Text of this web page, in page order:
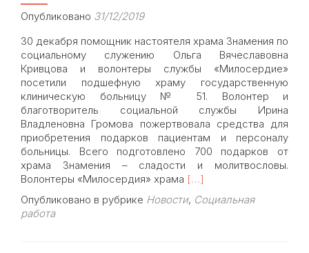
Опубликовано 31/12/2019
30 декабря помощник настоятеля храма Знамения по
социальному служению Ольга Вячеславовна
Кривцова и волонтеры службы «Милосердие»
посетили подшефную храму государственную
клиническую больницу № 51. Волонтер и
благотворитель социальной службы Ирина
Владленовна Громова пожертвовала средства для
приобретения подарков пациентам и персоналу
больницы. Всего подготовлено 700 подарков от
храма Знамения – сладости и молитвословы.
Волонтеры «Милосердия» храма Read
about
[…]
Опубликовано в рубрике Новости, Социальная
работа